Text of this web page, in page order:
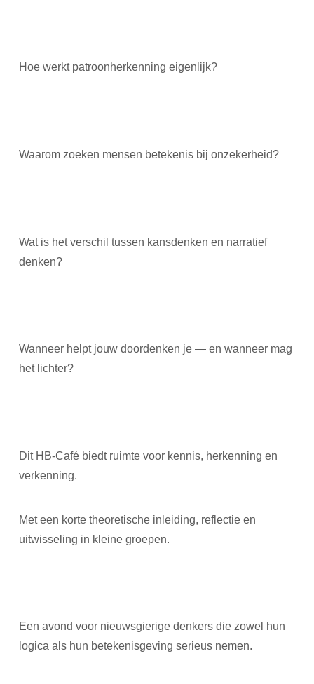
Hoe werkt patroonherkenning eigenlijk?
Waarom zoeken mensen betekenis bij onzekerheid?
Wat is het verschil tussen kansdenken en narratief
denken?
Wanneer helpt jouw doordenken je — en wanneer mag
het lichter?
Dit HB-Café biedt ruimte voor kennis, herkenning en
verkenning.
Met een korte theoretische inleiding, reflectie en
uitwisseling in kleine groepen.
Een avond voor nieuwsgierige denkers die zowel hun
logica als hun betekenisgeving serieus nemen.